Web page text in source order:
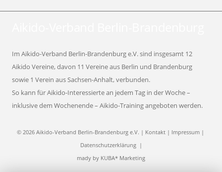
Im Aikido-Verband Berlin-Brandenburg e.V. sind insgesamt 12
Aikido Vereine, davon 11 Vereine aus Berlin und Brandenburg
sowie 1 Verein aus Sachsen-Anhalt, verbunden.
So kann für Aikido-Interessierte an jedem Tag in der Woche –
inklusive dem Wochenende – Aikido-Training angeboten werden.
© 2026 Aikido-Verband Berlin-Brandenburg e.V. | Kontakt| Impressum|
Datenschutzerklärung |
mady by KUBA* Marketing